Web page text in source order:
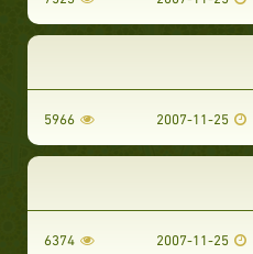
2007-11-25
5966
2007-11-25
6374